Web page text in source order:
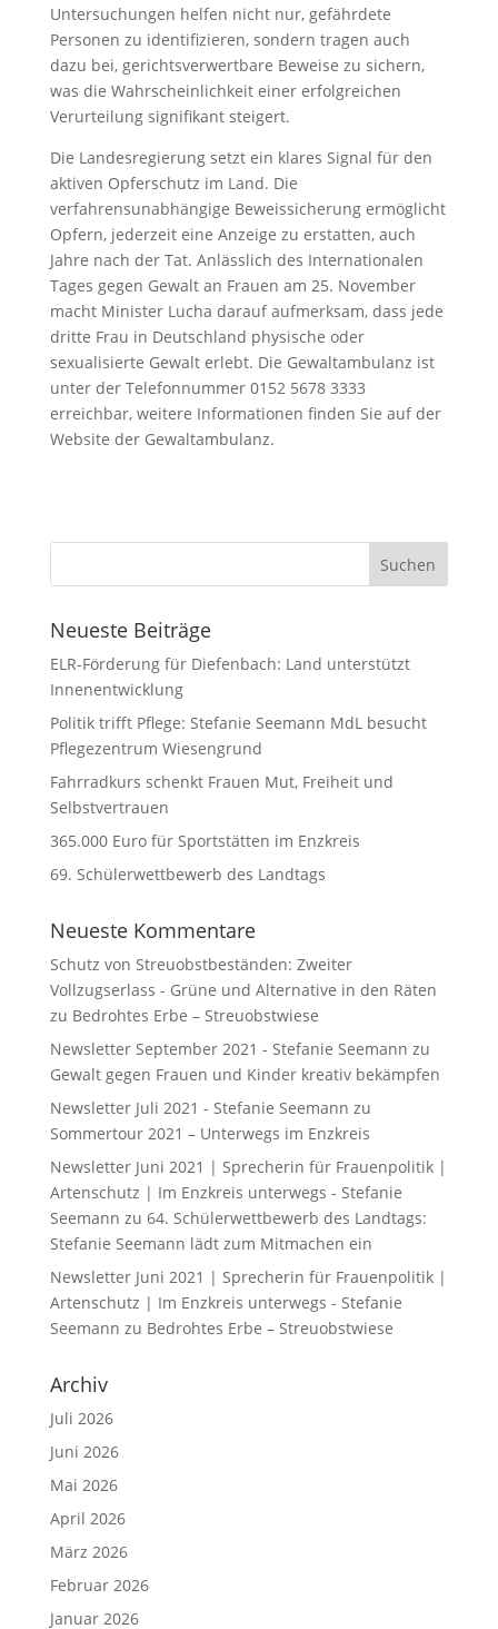
Untersuchungen helfen nicht nur, gefährdete
Personen zu identifizieren, sondern tragen auch
dazu bei, gerichtsverwertbare Beweise zu sichern,
was die Wahrscheinlichkeit einer erfolgreichen
Verurteilung signifikant steigert.
Die Landesregierung setzt ein klares Signal für den
aktiven Opferschutz im Land. Die
verfahrensunabhängige Beweissicherung ermöglicht
Opfern, jederzeit eine Anzeige zu erstatten, auch
Jahre nach der Tat. Anlässlich des Internationalen
Tages gegen Gewalt an Frauen am 25. November
macht Minister Lucha darauf aufmerksam, dass jede
dritte Frau in Deutschland physische oder
sexualisierte Gewalt erlebt. Die Gewaltambulanz ist
unter der Telefonnummer 0152 5678 3333
erreichbar, weitere Informationen finden Sie auf der
Website der Gewaltambulanz.
Neueste Beiträge
ELR-Förderung für Diefenbach: Land unterstützt
Innenentwicklung
Politik trifft Pflege: Stefanie Seemann MdL besucht
Pflegezentrum Wiesengrund
Fahrradkurs schenkt Frauen Mut, Freiheit und
Selbstvertrauen
365.000 Euro für Sportstätten im Enzkreis
69. Schülerwettbewerb des Landtags
Neueste Kommentare
Schutz von Streuobstbeständen: Zweiter
Vollzugserlass - Grüne und Alternative in den Räten
zu Bedrohtes Erbe – Streuobstwiese
Newsletter September 2021 - Stefanie Seemann zu
Gewalt gegen Frauen und Kinder kreativ bekämpfen
Newsletter Juli 2021 - Stefanie Seemann zu
Sommertour 2021 – Unterwegs im Enzkreis
Newsletter Juni 2021 | Sprecherin für Frauenpolitik |
Artenschutz | Im Enzkreis unterwegs - Stefanie
Seemann zu 64. Schülerwettbewerb des Landtags:
Stefanie Seemann lädt zum Mitmachen ein
Newsletter Juni 2021 | Sprecherin für Frauenpolitik |
Artenschutz | Im Enzkreis unterwegs - Stefanie
Seemann zu Bedrohtes Erbe – Streuobstwiese
Archiv
Juli 2026
Juni 2026
Mai 2026
April 2026
März 2026
Februar 2026
Januar 2026